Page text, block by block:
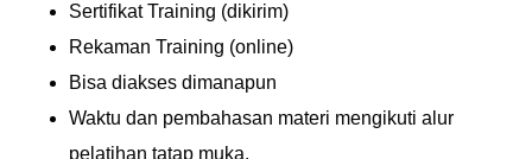
Sertifikat Training (dikirim)
Rekaman Training (online)
Bisa diakses dimanapun
Waktu dan pembahasan materi mengikuti alur
pelatihan tatap muka.